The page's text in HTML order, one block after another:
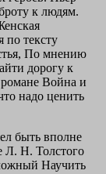
к людям.
по тексту
По мнению
дорогу к
Война и
надо ценить
быть вполне
Л. Н. Толстого
Научить